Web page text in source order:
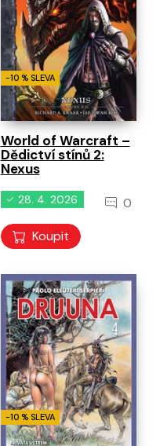
-10 % SLEVA
World of Warcraft –
Dědictví stínů 2:
Nexus
28. 4. 2026 0
Koupit
-10 % SLEVA